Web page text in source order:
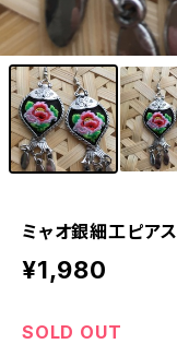
ミャオ銀細工ピアス
¥1,980
SOLD OUT